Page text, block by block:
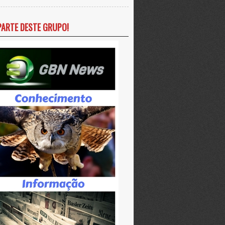
DESTE GRUPO!